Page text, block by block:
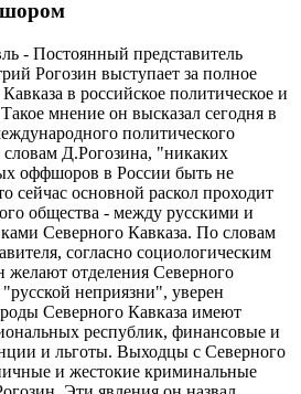
- Постоянный представитель
Рогозин выступает за полное
в российское политическое и
мнение он высказал сегодня в
политического
Д.Рогозина, "никаких
оффшоров в России быть не
сейчас основной раскол проходит
общества - между русскими и
Северного Кавказа. По словам
согласно социологическим
желают отделения Северного
неприязни", уверен
Северного Кавказа имеют
республик, финансовые и
и льготы. Выходцы с Северного
и жестокие криминальные